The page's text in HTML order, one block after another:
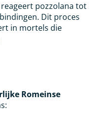
pozzolana tot
Dit proces
in mortels die
Romeinse